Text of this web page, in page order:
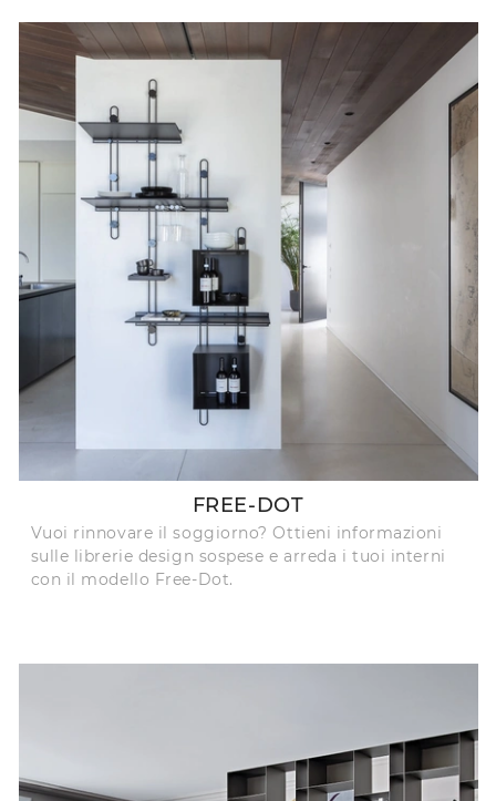
FREE-DOT
Vuoi rinnovare il soggiorno? Ottieni informazioni
sulle librerie design sospese e arreda i tuoi interni
con il modello Free-Dot.